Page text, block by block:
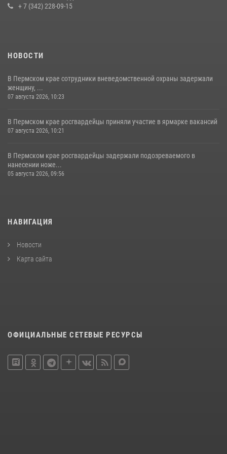
+ 7 (342) 228-09-15
НОВОСТИ
В Пермском крае сотрудники вневедомственной охраны задержали
женщину, ...
07 августа 2026, 10:23
В Пермском крае росгвардейцы приняли участие в ярмарке вакансий
07 августа 2026, 10:21
В Пермском крае росгвардейцы задержали подозреваемого в
нанесении ноже...
05 августа 2026, 09:56
НАВИГАЦИЯ
Новости
Карта сайта
ОФИЦИАЛЬНЫЕ СЕТЕВЫЕ РЕСУРСЫ